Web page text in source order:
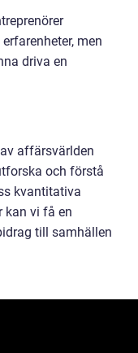
men
driva en
affärsvärlden
och förstå
kvantitativa
kan vi få en
till samhällen